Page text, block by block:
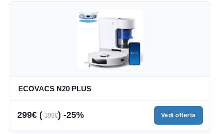
ECOVACS N20 PLUS
299€ ( 399€) -25% Vedi offerta